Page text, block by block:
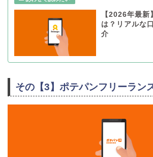
【2026年最
は？リアルな
介
その【3】ポテパンフリーラン